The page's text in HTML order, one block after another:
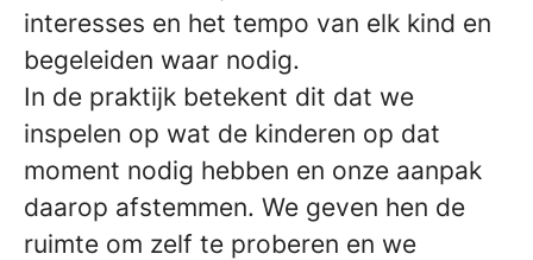
interesses en het tempo van elk kind en
begeleiden waar nodig.
In de praktijk betekent dit dat we
inspelen op wat de kinderen op dat
moment nodig hebben en onze aanpak
daarop afstemmen. We geven hen de
ruimte om zelf te proberen en we